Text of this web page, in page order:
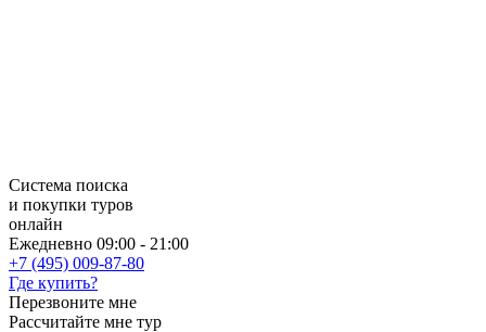
Система поиска
и покупки туров
онлайн
Ежедневно 09:00 - 21:00
+7 (495) 009-87-80
Где купить?
Перезвоните мне
Рассчитайте мне тур